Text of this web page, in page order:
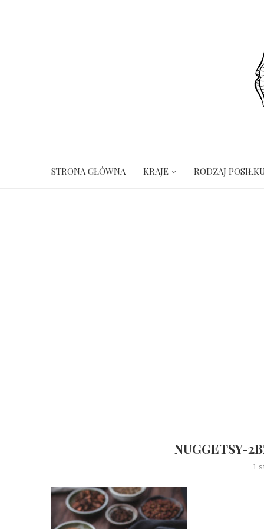
STRONA GŁÓWNA KRAJE RODZAJ
NUGGETSY-
1